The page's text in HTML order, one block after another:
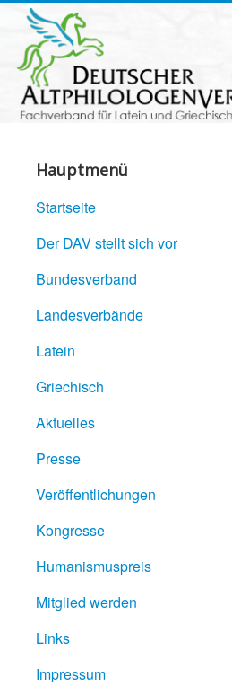
Hauptmenü
Startseite
Der DAV stellt sich vor
Bundesverband
Landesverbände
Latein
Griechisch
Aktuelles
Presse
Veröffentlichungen
Kongresse
Humanismuspreis
Mitglied werden
Links
Impressum